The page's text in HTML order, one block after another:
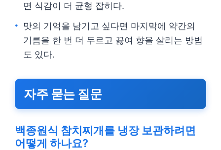
면 식감이 더 균형 잡히다.
맛의 기억을 남기고 싶다면 마지막에 약간의
기름을 한 번 더 두르고 끓여 향을 살리는 방법
도 있다.
자주 묻는 질문
백종원식 참치찌개를 냉장 보관하려면
어떻게 하나요?